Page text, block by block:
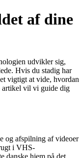
af dine
udvikler sig,
Hvis du stadig har
vigtigt at vide, hvordan
artikel vil vi guide dig
og afspilning af videoer
i VHS-
danske hjem på det